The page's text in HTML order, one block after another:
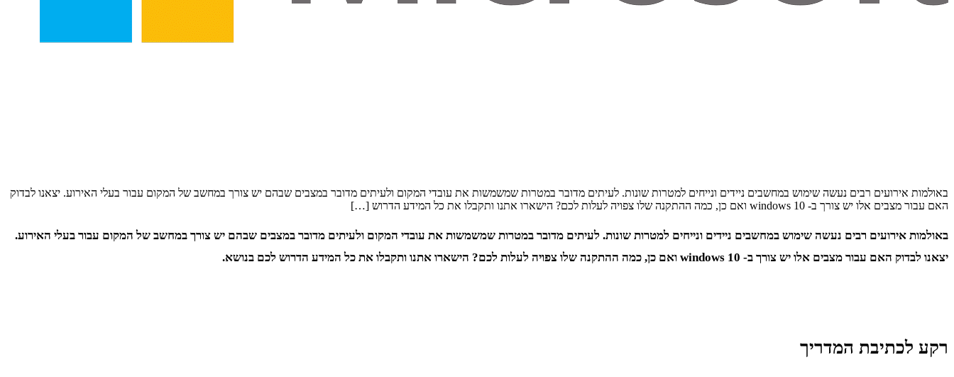
באולמות אירועים רבים נעשה שימוש במחשבים ניידים ונייחים למטרות שונות. לעיתים מדובר במטרות שמשמשות את עובדי המקום ולעיתים מדובר במצבים שבהם יש צורך במחשב של המקום עבור בעלי האירוע. יצאנו לבדוק
האם עבור מצבים אלו יש צורך ב- windows 10 ואם כן, כמה ההתקנה שלו צפויה לעלות לכם? הישארו אתנו ותקבלו את כל המידע הדרוש […]
באולמות אירועים רבים נעשה שימוש במחשבים ניידים ונייחים למטרות שונות. לעיתים מדובר במטרות שמשמשות את עובדי המקום ולעיתים מדובר במצבים שבהם יש צורך במחשב של המקום עבור בעלי האירוע.
יצאנו לבדוק האם עבור מצבים אלו יש צורך ב- windows 10 ואם כן, כמה ההתקנה שלו צפויה לעלות לכם? הישארו אתנו ותקבלו את כל המידע הדרוש לכם בנושא.
רקע לכתיבת המדריך